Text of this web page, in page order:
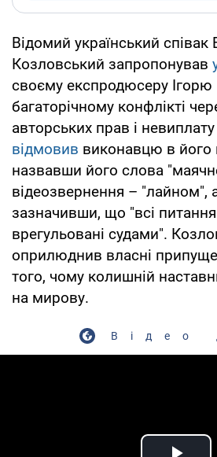
Відомий український співак
Козловський запропонував
своєму експродюсеру
багаторічному конфлікті
авторських прав і
відмовив виконавцю в його
назвавши його слова
відеозвернення – "лайном",
зазначивши, що "всі
врегульовані судами".
оприлюднив власні
того, чому колишній
на мирову.
Відео